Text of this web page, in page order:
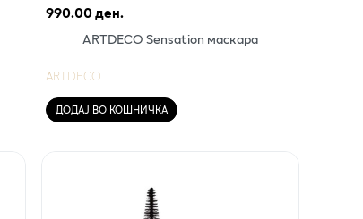
990.00 ден.
ARTDECO Sensation маскара
ARTDECO
ДОДАЈ ВО КОШНИЧКА